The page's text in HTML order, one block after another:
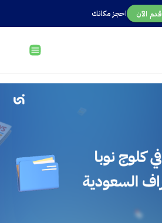
احجز مكانك قدم الآن